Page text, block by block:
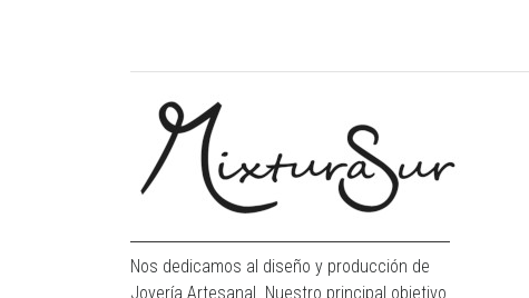
Nos dedicamos al diseño y producción de
Joyería Artesanal. Nuestro principal objetivo